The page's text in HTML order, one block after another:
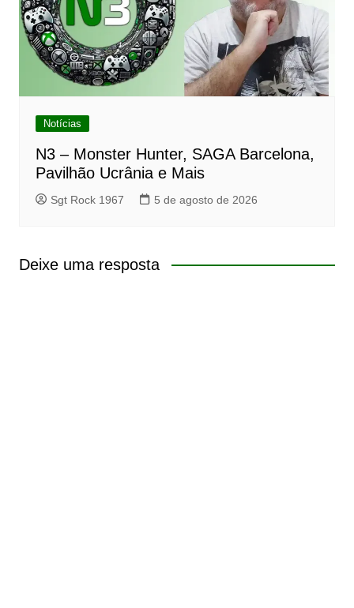
Notícias
N3 – Monster Hunter, SAGA Barcelona,
Pavilhão Ucrânia e Mais
Sgt Rock 1967 5 de agosto de 2026
Deixe uma resposta